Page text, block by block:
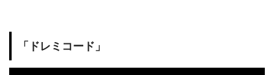
「ドレミコード」